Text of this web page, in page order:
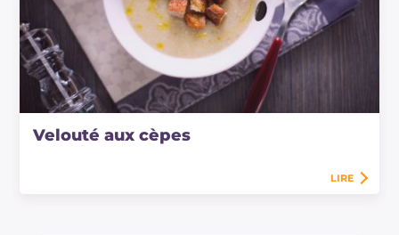
Velouté aux cèpes
LIRE